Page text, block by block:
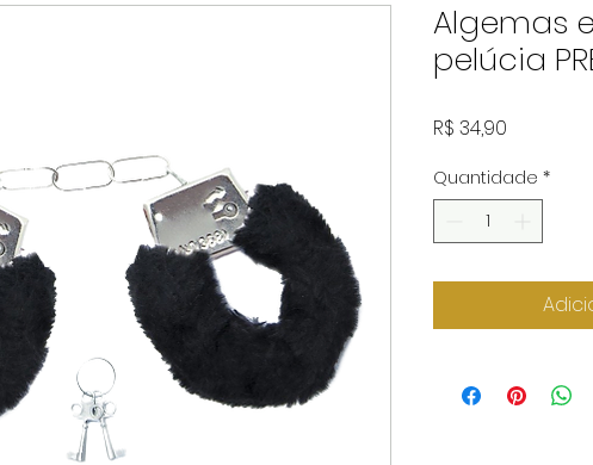
Algemas
pelúcia
R$ 34,90
Quantidade *